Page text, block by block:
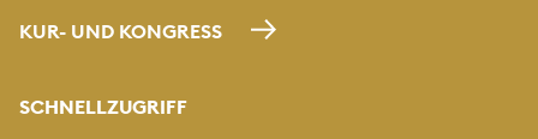
KUR- UND KONGRESS
SCHNELLZUGRIFF